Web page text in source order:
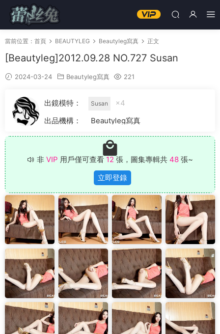
當前位置： 首頁 BEAUTYLEG Beautyleg寫真 正文
[Beautyleg]2012.09.28 NO.727 Susan
2024-03-24 Beautyleg寫真 221
出鏡模特： Susan
×4
出品機構：
Beautyleg寫真
非 VIP 用戶僅可查看 12 張，圖集專輯共 48 張~
立即登錄